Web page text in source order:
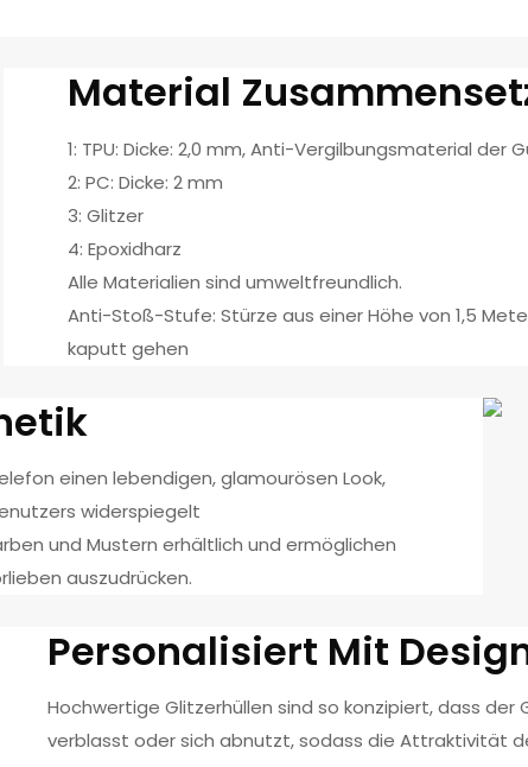
Material
1: TPU: Dicke: 2,0 mm, Anti-Vergilbungsmaterial der
2: PC: Dicke: 2 mm
3: Glitzer
4: Epoxidharz
Alle Materialien sind umweltfreundlich.
Anti-Stoß-Stufe: Stürze aus einer Höhe von 1,5
kaputt gehen
einen lebendigen, glamourösen Look,
widerspiegelt
und Mustern erhältlich und ermöglichen
auszudrücken.
Personalisiert Mit
Hochwertige Glitzerhüllen sind so konzipiert, dass
verblasst oder sich abnutzt, sodass die Attraktivität